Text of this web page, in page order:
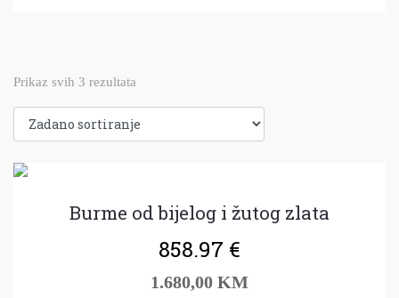
Prikaz svih 3 rezultata
Burme od bijelog i žutog zlata
858.97 €
1.680,00 KM